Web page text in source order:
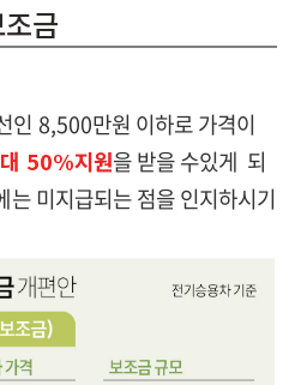
금
인 8,500만원 이하로 가격이
50%지원을 받을 수있게 되
미지급되는 점을 인지하시기